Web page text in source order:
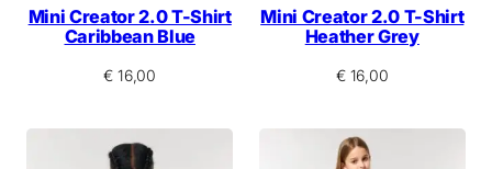
Mini Creator 2.0 T-Shirt
Caribbean Blue
€ 16,00
Mini Creator 2.0 T-Shirt
Heather Grey
€16,00